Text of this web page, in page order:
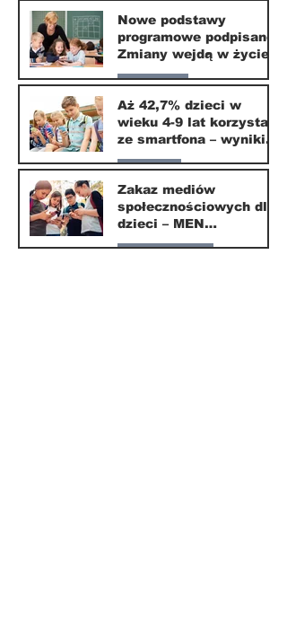
20 mar
Nowe podstawy
programowe podpisane.
Zmiany wejdą w życie
od września 2026
Edukacja
16 mar
Aż 42,7% dzieci w
wieku 4-9 lat korzysta
ze smartfona – wyniki
badania Krajowego
Instytutu Mediów
Parents
1 mar
Zakaz mediów
społecznościowych dla
dzieci – MEN
przedstawia projekt